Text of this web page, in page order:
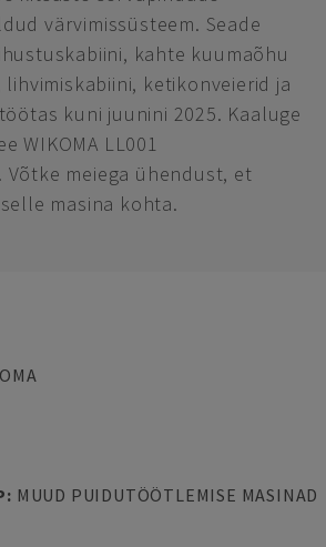
värvimissüsteem. Seade
kahte kuumaõhu
ketikonveierid ja
kuni juunini 2025. Kaaluge
WIKOMA LL001
Võtke meiega ühendust, et
masina kohta.
: MUUD PUIDUTÖÖTLEMISE MASINAD